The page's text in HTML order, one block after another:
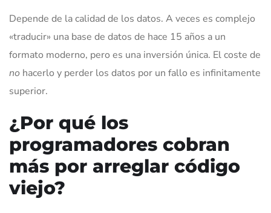
Depende de la calidad de los datos. A veces es complejo
«traducir» una base de datos de hace 15 años a un
formato moderno, pero es una inversión única. El coste de
no hacerlo y perder los datos por un fallo es infinitamente
superior.
¿Por qué los
programadores cobran
más por arreglar código
viejo?